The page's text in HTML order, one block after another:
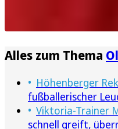
Alles zum Thema
Höhenberger
fußballerischer
Viktoria-Trainer
schnell greift,